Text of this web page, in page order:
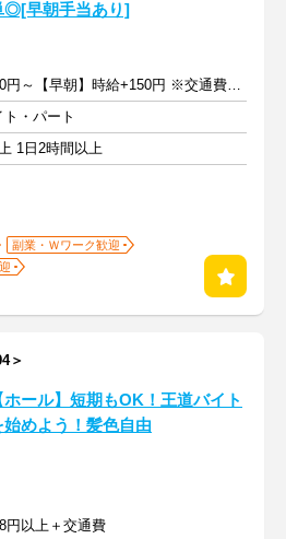
◎[早朝手当あり]
時給1200円～【早朝】時給+150円 ※交通費支給
・パート
1日2時間以上
副業・Ｗワーク歓迎
＞
ホール】短期もOK！王道バイト
始めよう！髪色自由
円以上＋交通費